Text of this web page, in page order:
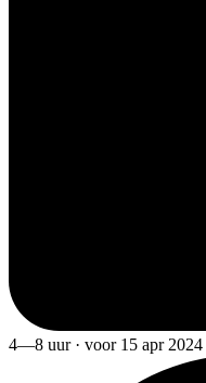
4—8 uur · voor 15 apr 2024